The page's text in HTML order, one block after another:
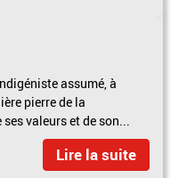
assumé, à
pierre de la
valeurs et de son...
Lire la suite